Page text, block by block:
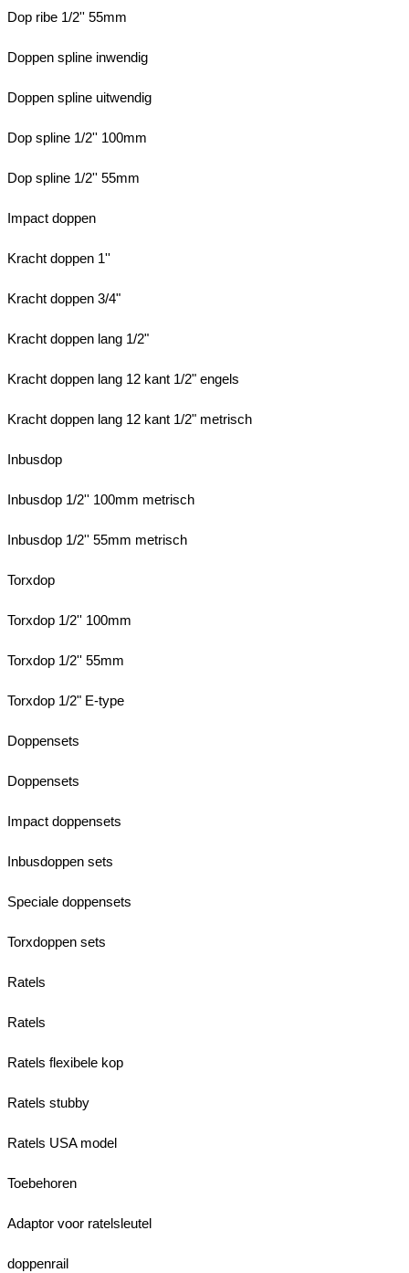
Dop ribe 1/2'' 55mm
Doppen spline inwendig
Doppen spline uitwendig
Dop spline 1/2'' 100mm
Dop spline 1/2'' 55mm
Impact doppen
Kracht doppen 1''
Kracht doppen 3/4"
Kracht doppen lang 1/2"
Kracht doppen lang 12 kant 1/2" engels
Kracht doppen lang 12 kant 1/2" metrisch
Inbusdop
Inbusdop 1/2'' 100mm metrisch
Inbusdop 1/2'' 55mm metrisch
Torxdop
Torxdop 1/2'' 100mm
Torxdop 1/2'' 55mm
Torxdop 1/2" E-type
Doppensets
Doppensets
Impact doppensets
Inbusdoppen sets
Speciale doppensets
Torxdoppen sets
Ratels
Ratels
Ratels flexibele kop
Ratels stubby
Ratels USA model
Toebehoren
Adaptor voor ratelsleutel
doppenrail